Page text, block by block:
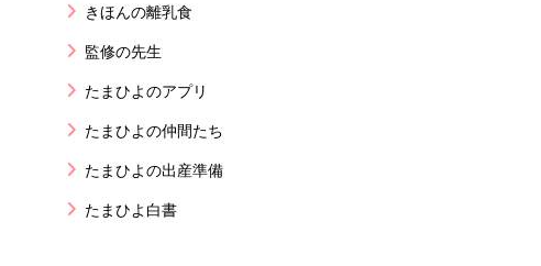
きほんの離乳食
監修の先生
たまひよのアプリ
たまひよの仲間たち
たまひよの出産準備
たまひよ白書